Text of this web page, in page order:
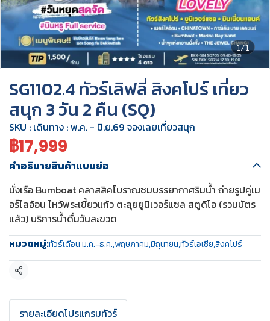
1/1
SG1102.4 ทัวร์เลิฟลี่ สิงคโปร์ เที่ยว
สนุก 3 วัน 2 คืน (SQ)
SKU : เดินทาง : พ.ค. - มิ.ย.69 จองเลยเที่ยวสนุก
฿17,999
คำอธิบายสินค้าแบบย่อ
นั่งเรือ Bumboat คลาสสิคโบราณชมบรรยากาศริมน้ำ ถ่ายรูปคู่เม
อร์ไลอ้อน ไหว้พระเขี้ยวแก้ว ตะลุยยูนิเวอร์แซล สตูดิโอ (รวมบัตร
แล้ว) บริการน้ำดื่มวันละขวด
หมวดหมู่:ทัวร์เดือน ม.ค.-ธ.ค.,พฤษภาคม,มิถุนายน,ทัวร์เอเชีย,สิงคโปร์
แชร์
รายละเอียดโปรแกรมทัวร์